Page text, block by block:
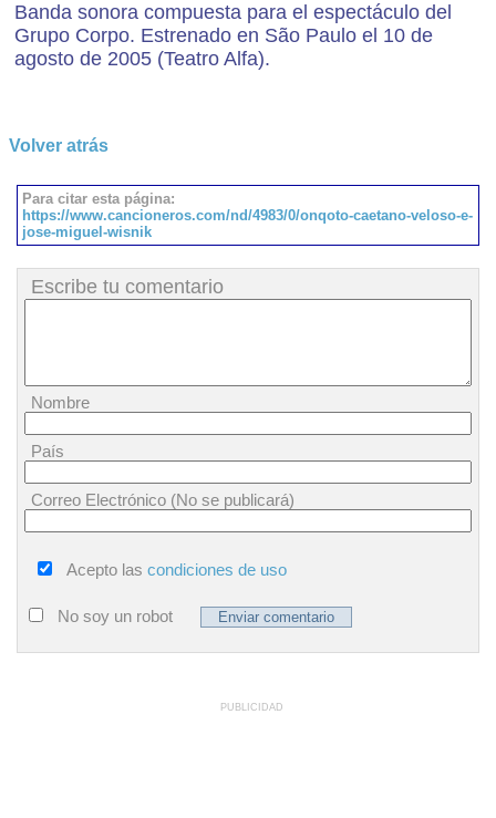
Banda sonora compuesta para el espectáculo del
Grupo Corpo. Estrenado en São Paulo el 10 de
agosto de 2005 (Teatro Alfa).
Volver atrás
Para citar esta página:
https://www.cancioneros.com/nd/4983/0/onqoto-caetano-veloso-e-
jose-miguel-wisnik
Escribe tu comentario
Nombre
País
Correo Electrónico (No se publicará)
Acepto las condiciones de uso
No soy un robot
PUBLICIDAD